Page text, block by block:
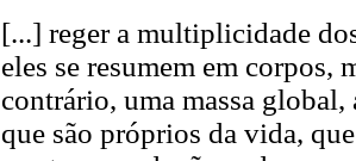
[...] reger a multiplicidade
eles se resumem em corpos,
contrário, uma massa
que são próprios da vida,